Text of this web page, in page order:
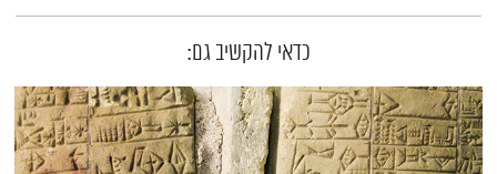
כדאי להקשיב גם: